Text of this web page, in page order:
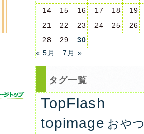
14
15 16 17 18 19
21
22 23 24 25 26
28
29
30
« 5月
7月 »
タグ一覧
TopFlash
topimage おやつ